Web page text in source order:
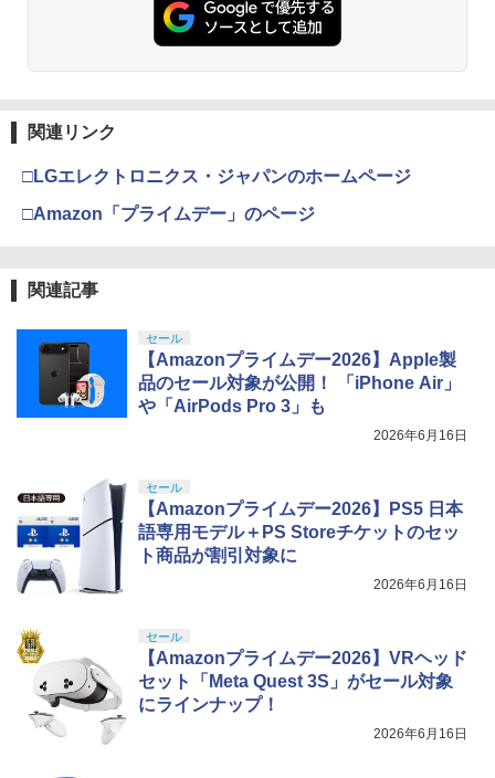
関連リンク
□LGエレクトロニクス・ジャパンのホームページ
□Amazon「プライムデー」のページ
関連記事
セール
【Amazonプライムデー2026】Apple製
品のセール対象が公開！ 「iPhone Air」
や「AirPods Pro 3」も
2026年6月16日
セール
【Amazonプライムデー2026】PS5 日本
語専用モデル＋PS Storeチケットのセッ
ト商品が割引対象に
2026年6月16日
セール
【Amazonプライムデー2026】VRヘッド
セット「Meta Quest 3S」がセール対象
にラインナップ！
2026年6月16日